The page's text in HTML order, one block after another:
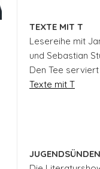
TEXTE MIT T
Lesereihe mit
und Sebastian
Den Tee serviert
Texte mit T